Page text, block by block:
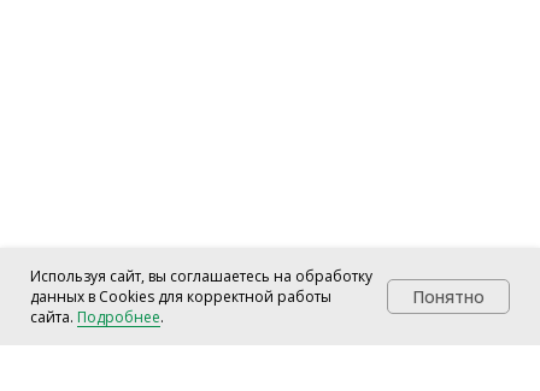
Используя сайт, вы соглашаетесь на обработку
данных в Cookies для корректной работы
сайта. Подробнее.
Понятно